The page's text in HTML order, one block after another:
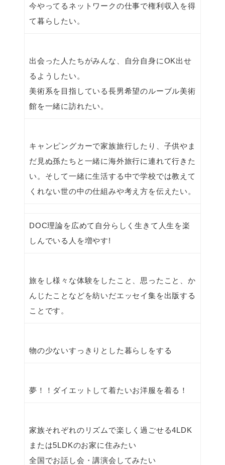
今やってるネットワークの仕事で権利収入を得
て暮らしたい。
出会った人たちがみんな、自分自身にOK出せ
るようしたい。
美術系を目指している長男希望のルーブル美術
館を一緒に訪れたい。
キャンピングカーで家族旅行したり、子供やま
だ見ぬ孫たちと一緒に海外旅行に連れて行きた
い。そして一緒に生活する中で学校では教えて
くれない世の中の仕組みや考え方を伝えたい。
DOC理論を広めて自分らしく生きて人生を楽
しんでいる人を増やす!
旅をし様々な体験をしたこと、思ったこと、か
んじたことなどを紡いだエッセイ集を出版する
ことです。
物の少ないすっきりとした暮らしをする
夢！！ダイエットして着たいお洋服を着る！
家族それぞれのリズムで楽しく過ごせる4LDK
または5LDKのお家に住みたい
全国でお話し会・講演会してみたい